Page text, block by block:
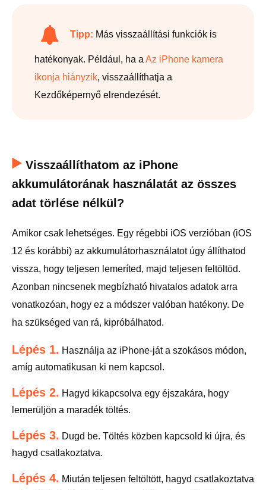
Tipp: Más visszaállítási funkciók is
hatékonyak. Például, ha a Az iPhone kamera
ikonja hiányzik, visszaállíthatja a
Kezdőképernyő elrendezését.
Visszaállíthatom az iPhone
akkumulátorának használatát az összes
adat törlése nélkül?
Amikor csak lehetséges. Egy régebbi iOS verzióban (iOS
12 és korábbi) az akkumulátorhasználatot úgy állíthatod
vissza, hogy teljesen lemeríted, majd teljesen feltöltöd.
Azonban nincsenek megbízható hivatalos adatok arra
vonatkozóan, hogy ez a módszer valóban hatékony. De
ha szükséged van rá, kipróbálhatod.
Lépés 1. Használja az iPhone-ját a szokásos módon,
amíg automatikusan ki nem kapcsol.
Lépés 2. Hagyd kikapcsolva egy éjszakára, hogy
lemerüljön a maradék töltés.
Lépés 3. Dugd be. Töltés közben kapcsold ki újra, és
hagyd csatlakoztatva.
Lépés 4. Miután teljesen feltöltött, hagyd csatlakoztatva